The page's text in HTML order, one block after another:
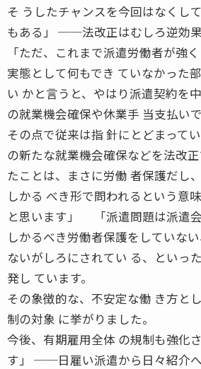
そ うしたチャンスを今回はなくし
もある」 ──法改正はむしろ逆効
「ただ、これまで派遣労働者が強
実態として何もでき ていなかった
い かと言うと、やはり派遣契約を
の就業機会確保や休業手 当支払いで
その点で従来は指 針にとどまって
の新たな就業機会確保などを法改
たことは、まさに労働 者保護だし
しかる べき形で問われるという意
と思います」 「派遣問題は派遣
しかるべき労働者保護をしていな
ないがしろにされてい る、といっ
発し ています。
その象徴的な、不安定な働 き方と
制の対象 に挙がりました。
今後、有期雇用全体 の規制も強化
す」 ──日雇い派遣から日々紹介